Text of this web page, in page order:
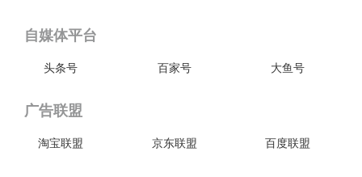
自媒体平台
头条号 百家号 大鱼号
广告联盟
淘宝联盟 京东联盟 百度联盟